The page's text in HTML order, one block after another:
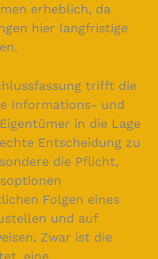
erheblich, da
hier langfristige
trifft die
Informations- und
in die Lage
Entscheidung zu
die Pflicht,
Folgen eines
und auf
Zwar ist die